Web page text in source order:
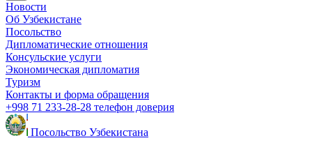
Новости
Об Узбекистане
Посольство
Дипломатические отношения
Консульские услуги
Экономическая дипломатия
Туризм
Контакты и форма обращения
+998 71 233-28-28 телефон доверия
Посольство Узбекистана